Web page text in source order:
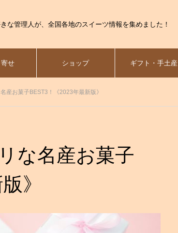
な管理人が、全国各地のスイーツ情報を集めました！
せ ショップ ギフト・手土産
産お菓子BEST3！《2023年最新版》
な名産お菓子
》